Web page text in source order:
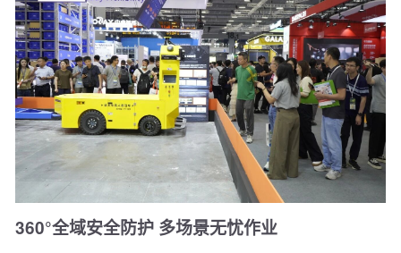
360°全域安全防护 多场景无忧作业